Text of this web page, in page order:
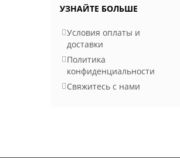
УЗНАЙТЕ БОЛЬШЕ
Условия оплаты и
доставки
Политика
конфиденциальности
Свяжитесь с нами